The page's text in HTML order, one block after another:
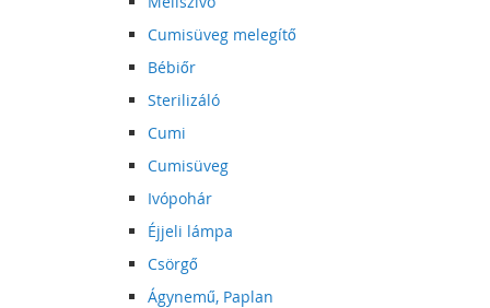
Cumisüveg melegítő
Bébiőr
Sterilizáló
Cumi
Cumisüveg
Ivópohár
Éjjeli lámpa
Csörgő
Ágynemű, Paplan